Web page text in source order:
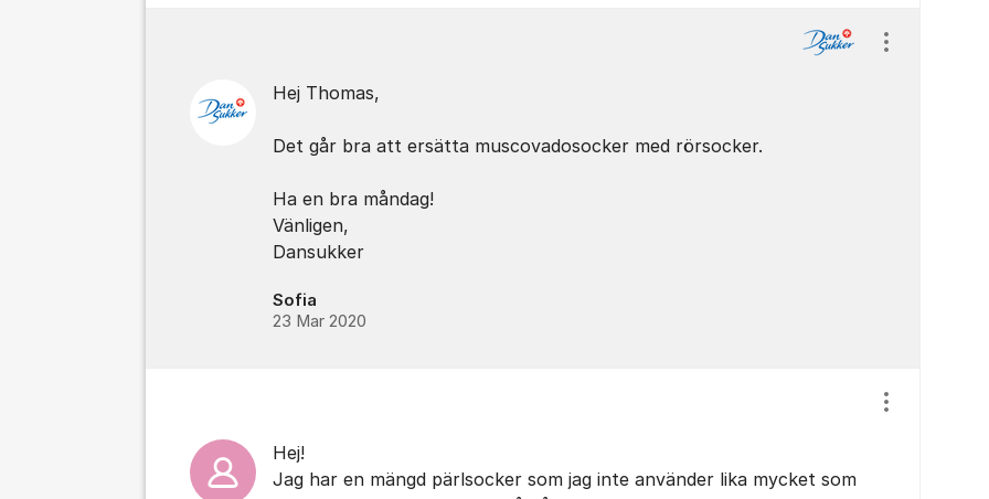
Hej Thomas,
Det går bra att ersätta muscovadosocker med rörsocker.
Ha en bra måndag!
Vänligen,
Dansukker
Sofia
23 Mar 2020
Visa/dölj
Hej!
Jag har en mängd pärlsocker som jag inte använder lika mycket som
Visa/dölj